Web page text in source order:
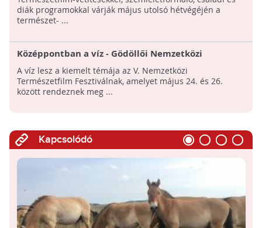
diák programokkal várják május utolsó hétvégéjén a
természet- ...
Középpontban a víz - Gödöllői Nemzetközi
Természetfilm Fesztivál
A víz lesz a kiemelt témája az V. Nemzetközi
Természetfilm Fesztiválnak, amelyet május 24. és 26.
között rendeznek meg ...
Kapcsolódó